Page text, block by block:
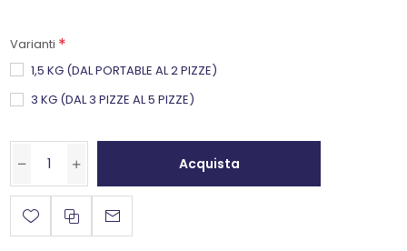
Varianti *
1,5 KG (DAL PORTABLE AL 2 PIZZE)
3 KG (DAL 3 PIZZE AL 5 PIZZE)
Acquista